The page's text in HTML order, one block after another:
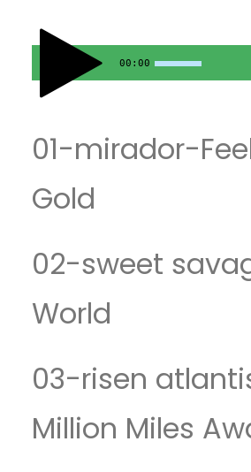
00:00
01-mirador-
Gold
02-sweet
World
03-risen
Million Miles